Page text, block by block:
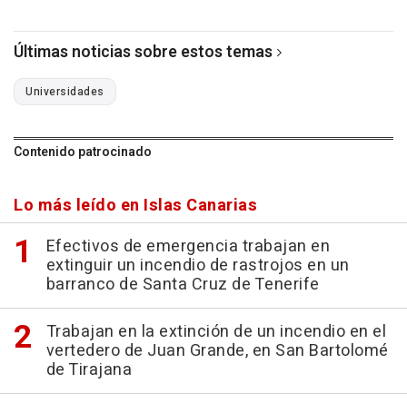
Últimas noticias sobre estos temas
Universidades
Contenido patrocinado
Lo más leído en Islas Canarias
Efectivos de emergencia trabajan en
extinguir un incendio de rastrojos en un
barranco de Santa Cruz de Tenerife
Trabajan en la extinción de un incendio en el
vertedero de Juan Grande, en San Bartolomé
de Tirajana